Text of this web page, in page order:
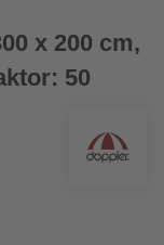
x 200 cm,
50